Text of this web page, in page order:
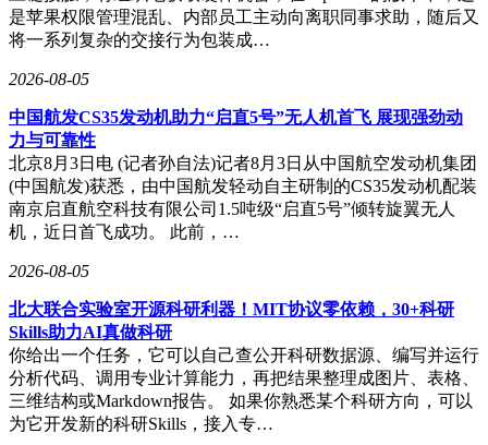
是苹果权限管理混乱、内部员工主动向离职同事求助，随后又
将一系列复杂的交接行为包装成…
2026-08-05
中国航发CS35发动机助力“启直5号”无人机首飞 展现强劲动
力与可靠性
北京8月3日电 (记者孙自法)记者8月3日从中国航空发动机集团
(中国航发)获悉，由中国航发轻动自主研制的CS35发动机配装
南京启直航空科技有限公司1.5吨级“启直5号”倾转旋翼无人
机，近日首飞成功。 此前，…
2026-08-05
北大联合实验室开源科研利器！MIT协议零依赖，30+科研
Skills助力AI真做科研
你给出一个任务，它可以自己查公开科研数据源、编写并运行
分析代码、调用专业计算能力，再把结果整理成图片、表格、
三维结构或Markdown报告。 如果你熟悉某个科研方向，可以
为它开发新的科研Skills，接入专…